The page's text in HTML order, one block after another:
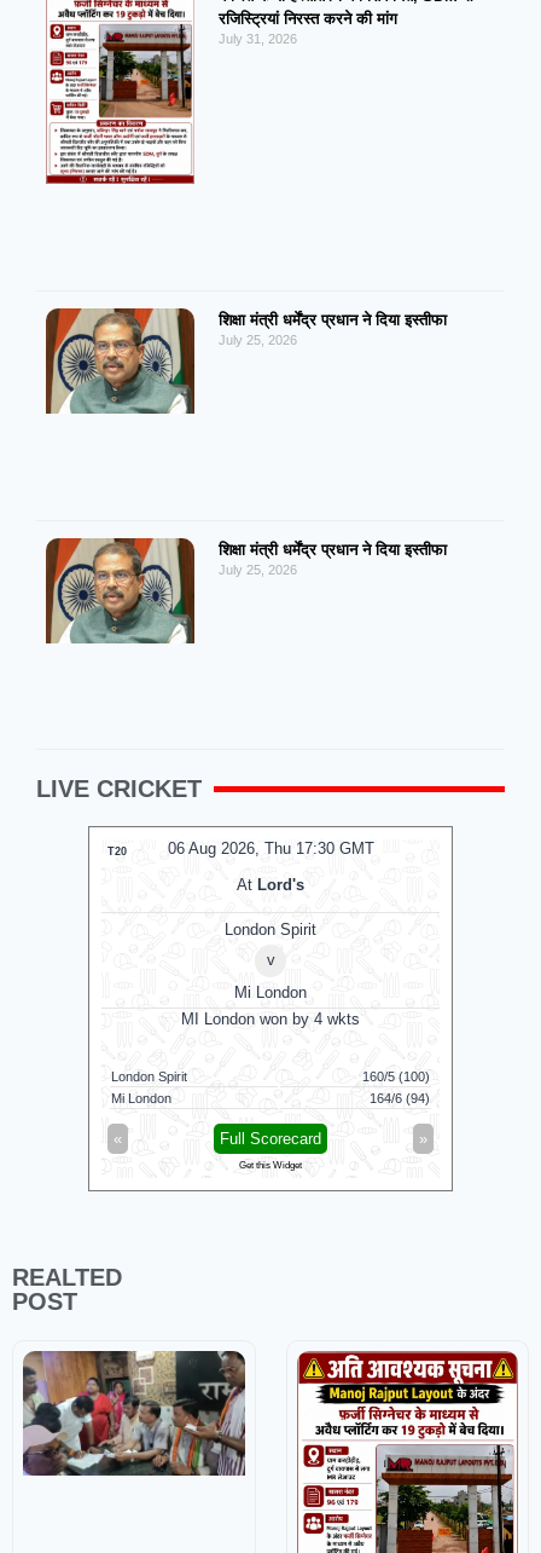
रजिस्ट्रियां निरस्त करने की मांग
July 31, 2026
शिक्षा मंत्री धर्मेंद्र प्रधान ने दिया इस्तीफा
July 25, 2026
शिक्षा मंत्री धर्मेंद्र प्रधान ने दिया इस्तीफा
July 25, 2026
LIVE CRICKET
06 Aug 2026, Thu 17:30 GMT
T20
At Lord's
London Spirit
v
Mi London
MI London won by 4 wkts
London Spirit
160/5 (100)
Mi London
164/6 (94)
« »
Full Scorecard
Get this Widget
REALTED
POST